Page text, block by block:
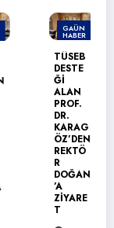
GAÜN
HABER
TÜSEB
DESTE
Ğİ
ALAN
PROF.
DR.
KARAG
ÖZ’DEN
REKTÖ
R
DOĞAN
’A
ZİYARE
T